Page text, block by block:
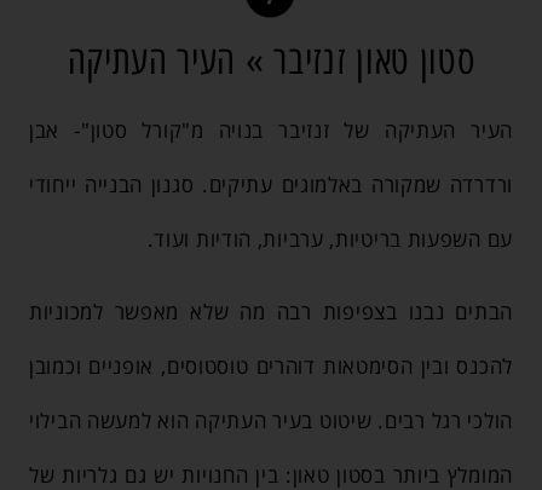
סטון טאון זנזיבר » העיר העתיקה
העיר העתיקה של זנזיבר בנויה מ"קורל סטון"- אבן
ורדרדה שמקורה באלמוגים עתיקים. סגנון הבנייה ייחודי
עם השפעות בריטיות, ערביות, הודיות ועוד.
הבתים נבנו בצפיפות רבה מה שלא מאפשר למכוניות
להכנס ובין הסימטאות דוהרים טוסטוסים, אופניים וכמובן
הולכי רגל רבים. שיטוט בעיר העתיקה הוא למעשה הבילוי
המומלץ ביותר בסטון טאון: בין החנויות יש גם גלריות של